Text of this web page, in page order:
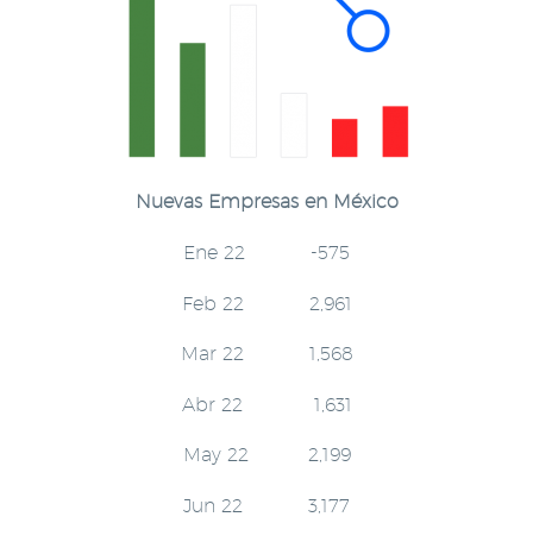
Nuevas Empresas en México
Ene 22 -575
Feb 22 2,961
Mar 22 1,568
Abr 22 1,631
May 22 2,199
Jun 22 3,177